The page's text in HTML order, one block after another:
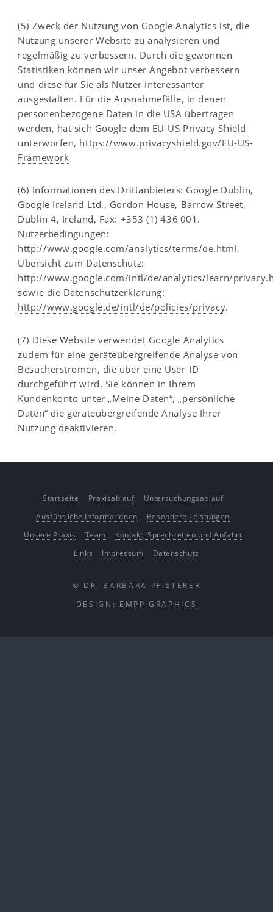
(5) Zweck der Nutzung von Google Analytics ist, die
Nutzung unserer Website zu analysieren und
regelmäßig zu verbessern. Durch die gewonnen
Statistiken können wir unser Angebot verbessern
und diese für Sie als Nutzer interessanter
ausgestalten. Für die Ausnahmefälle, in denen
personenbezogene Daten in die USA übertragen
werden, hat sich Google dem EU-US Privacy Shield
unterworfen, https://www.privacyshield.gov/EU-US-
Framework
(6) Informationen des Drittanbieters: Google Dublin,
Google Ireland Ltd., Gordon House, Barrow Street,
Dublin 4, Ireland, Fax: +353 (1) 436 001.
Nutzerbedingungen:
http://www.google.com/analytics/terms/de.html,
Übersicht zum Datenschutz:
http://www.google.com/intl/de/analytics/learn/
sowie die Datenschutzerklärung:
http://www.google.de/intl/de/policies/privacy.
(7) Diese Website verwendet Google Analytics
zudem für eine geräteübergreifende Analyse von
Besucherströmen, die über eine User-ID
durchgeführt wird. Sie können in Ihrem
Kundenkonto unter „Meine Daten“, „persönliche
Daten“ die geräteübergreifende Analyse Ihrer
Nutzung deaktivieren.
Startseite Praxisablauf
Untersuchungsablauf
Ausführliche Informationen
Besondere Leistungen
Unsere Praxis
Team
Kontakt, Sprechzeiten und Anfahrt
Links
Impressum Datenschutz
© DR. BARBARA PFISTERER
DESIGN: EMPP GRAPHICS